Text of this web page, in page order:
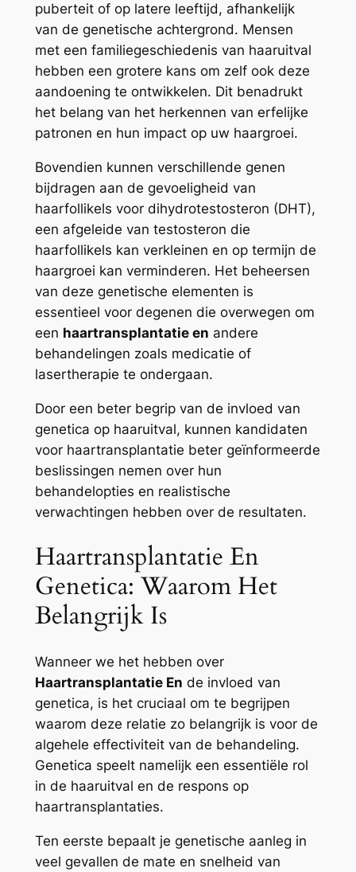
puberteit of op latere leeftijd, afhankelijk
van de genetische achtergrond. Mensen
met een familiegeschiedenis van haaruitval
hebben een grotere kans om zelf ook deze
aandoening te ontwikkelen. Dit benadrukt
het belang van het herkennen van erfelijke
patronen en hun impact op uw haargroei.
Bovendien kunnen verschillende genen
bijdragen aan de gevoeligheid van
haarfollikels voor dihydrotestosteron (DHT),
een afgeleide van testosteron die
haarfollikels kan verkleinen en op termijn de
haargroei kan verminderen. Het beheersen
van deze genetische elementen is
essentieel voor degenen die overwegen om
een haartransplantatie en andere
behandelingen zoals medicatie of
lasertherapie te ondergaan.
Door een beter begrip van de invloed van
genetica op haaruitval, kunnen kandidaten
voor haartransplantatie beter geïnformeerde
beslissingen nemen over hun
behandelopties en realistische
verwachtingen hebben over de resultaten.
Haartransplantatie En
Genetica: Waarom Het
Belangrijk Is
Wanneer we het hebben over
Haartransplantatie En de invloed van
genetica, is het cruciaal om te begrijpen
waarom deze relatie zo belangrijk is voor de
algehele effectiviteit van de behandeling.
Genetica speelt namelijk een essentiële rol
in de haaruitval en de respons op
haartransplantaties.
Ten eerste bepaalt je genetische aanleg in
veel gevallen de mate en snelheid van